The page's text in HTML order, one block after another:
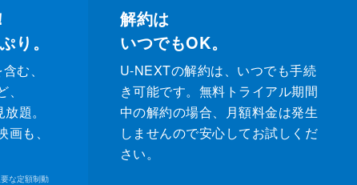
り。
む、
題。
も、
な定額制動
解約は
いつでもOK。
U-NEXTの解約は、いつでも手続
き可能です。無料トライアル期間
中の解約の場合、月額料金は発生
しませんので安心してお試しくだ
さい。